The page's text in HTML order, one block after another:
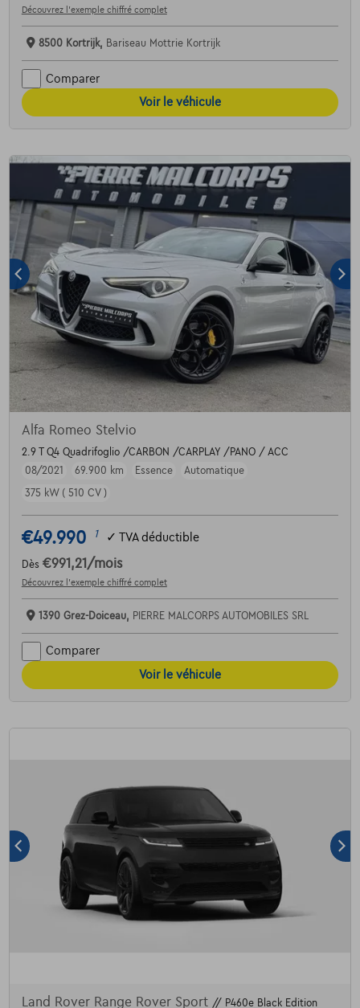
Découvrez l’exemple chiffré complet
8500 Kortrijk, Bariseau Mottrie Kortrijk
Comparer
Voir le véhicule
Alfa Romeo Stelvio
2.9 T Q4 Quadrifoglio /CARBON /CARPLAY /PANO / ACC
08/2021
69.900 km Essence
Automatique
375 kW ( 510 CV )
€49.990 1 ✓ TVA déductible
Dès €991,21 /mois
Découvrez l’exemple chiffré complet
1390 Grez-Doiceau, PIERRE MALCORPS AUTOMOBILES SRL
Comparer
Voir le véhicule
Land Rover Range Rover Sport // P460e Black Edition